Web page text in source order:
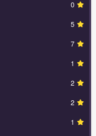
0
5
7
1
2
2
1